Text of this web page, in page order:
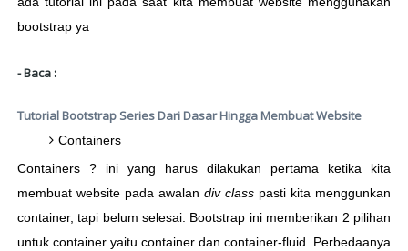
bootstrap ya
- Baca :
Tutorial Bootstrap Series Dari Dasar Hingga Membuat Website
Containers
Containers ? ini yang harus dilakukan pertama ketika kita
membuat website pada awalan div class pasti kita menggunkan
container, tapi belum selesai. Bootstrap ini memberikan 2 pilihan
untuk container yaitu container dan container-fluid. Perbedaanya